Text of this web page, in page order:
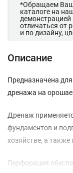
*Обращаем
каталоге на
отличаться от
и по дизайну,
Описание
Предназначена
дренажа на
Дренаж
фундаментов и
хозяйстве, а
Перфорация